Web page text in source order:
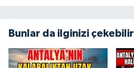
Bunlar da ilginizi çekebilir